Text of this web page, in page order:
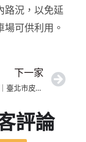
路況，以免延
可供利用。
下一家
皮匠屋｜臺北市皮夾內襯更換｜專科級修復皮革與高奢包款
評論